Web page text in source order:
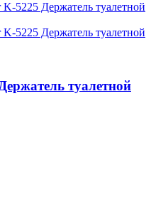
туалетной